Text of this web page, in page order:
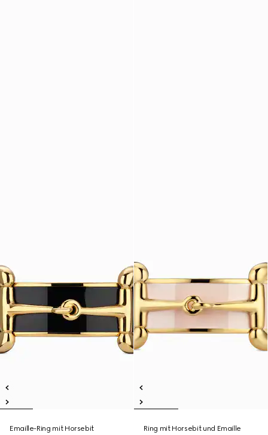
Emaille-Ring mit Horsebit
Ring mit Horsebit und Emaille